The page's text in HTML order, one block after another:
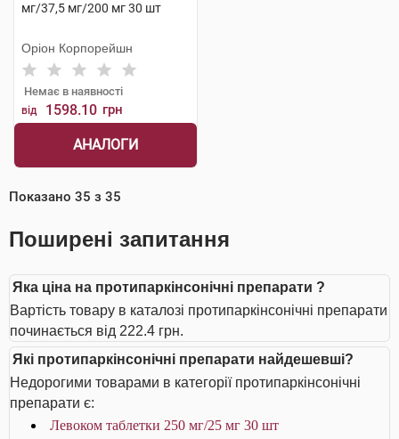
мг/37,5 мг/200 мг 30 шт
Оріон Корпорейшн
Немає в наявності
від 1598.10 грн
АНАЛОГИ
Показано 35 з 35
Поширені запитання
Яка ціна на протипаркінсонічні препарати ?
Вартість товару в каталозі протипаркінсонічні препарати
починається від 222.4 грн.
Які протипаркінсонічні препарати найдешевші?
Недорогими товарами в категорії протипаркінсонічні
препарати є:
Левоком таблетки 250 мг/25 мг 30 шт